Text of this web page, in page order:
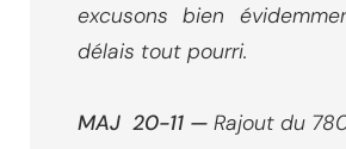
excusons bien
délais tout pourri.
MAJ 20-11 — Rajout du